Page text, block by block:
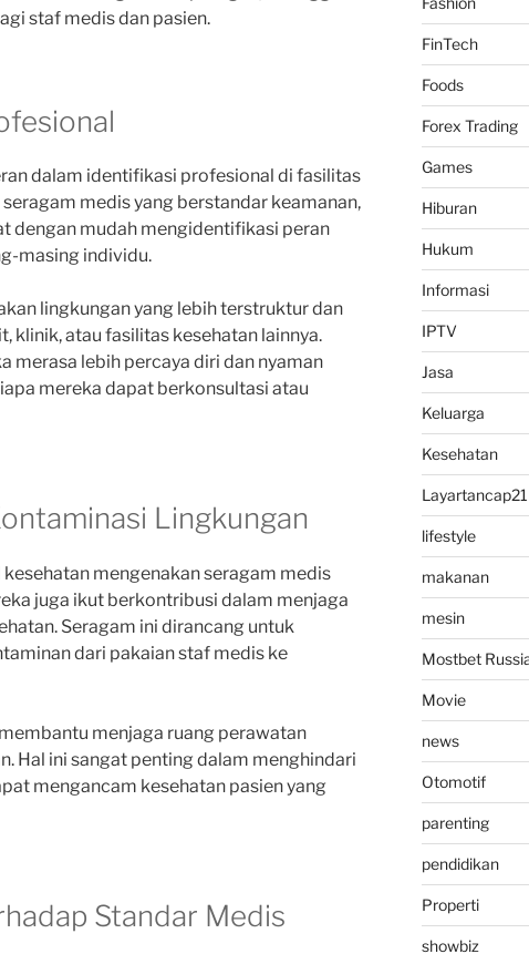
staf medis dan pasien.
dalam identifikasi profesional di fasilitas
medis yang berstandar keamanan,
dengan mudah mengidentifikasi peran
masing individu.
lingkungan yang lebih terstruktur dan
klinik, atau fasilitas kesehatan lainnya.
merasa lebih percaya diri dan nyaman
mereka dapat berkonsultasi atau
Lingkungan
mengenakan seragam medis
juga ikut berkontribusi dalam menjaga
Seragam ini dirancang untuk
dari pakaian staf medis ke
menjaga ruang perawatan
Hal ini sangat penting dalam menghindari
mengancam kesehatan pasien yang
Standar Medis
FinTech
Foods
Forex Trading
Games
Hiburan
Hukum
Informasi
IPTV
Jasa
Keluarga
Kesehatan
Layartancap21
lifestyle
makanan
mesin
Mostbet
Movie
news
Otomotif
parenting
pendidikan
Properti
showbiz